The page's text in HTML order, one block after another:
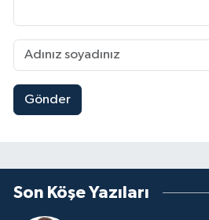
Gönder
Son Köşe Yazıları